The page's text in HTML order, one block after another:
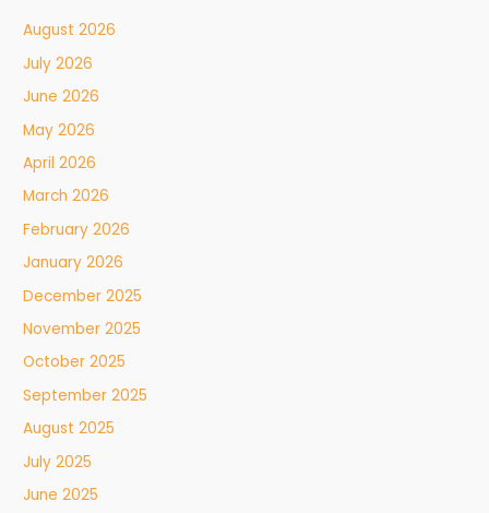
August 2026
July 2026
June 2026
May 2026
April 2026
March 2026
February 2026
January 2026
December 2025
November 2025
October 2025
September 2025
August 2025
July 2025
June 2025